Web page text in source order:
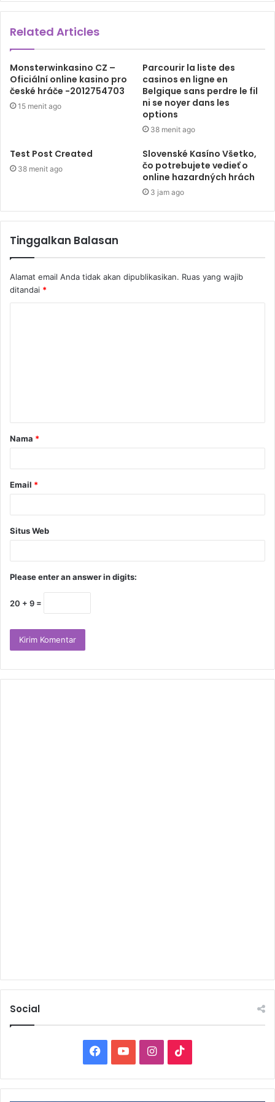
Related Articles
Monsterwinkasino CZ –
Oficiální online kasino pro
české hráče -2012754703
15 menit ago
Parcourir la liste des
casinos en ligne en
Belgique sans perdre le fil
ni se noyer dans les
options
38 menit ago
Test Post Created
38 menit ago
Slovenské Kasíno Všetko,
čo potrebujete vedieť o
online hazardných hrách
3 jam ago
Tinggalkan Balasan
Alamat email Anda tidak akan dipublikasikan. Ruas yang wajib
ditandai *
Nama *
Email *
Situs Web
Please enter an answer in digits:
20 + 9 =
Social
Facebook
YouTubeInstagram